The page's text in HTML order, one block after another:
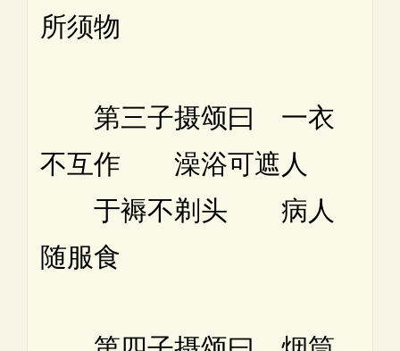
所须物
第三子摄颂曰 一衣
不互作 澡浴可遮人
于褥不剃头 病人
随服食